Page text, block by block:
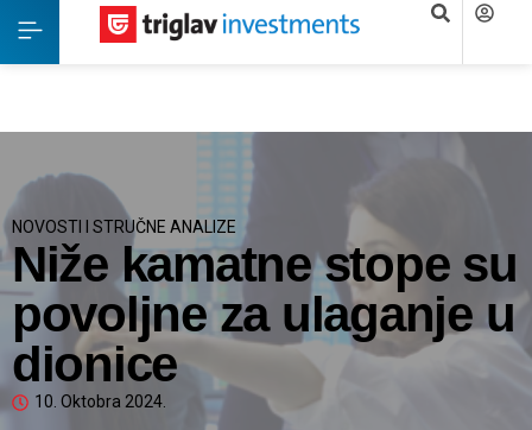
NOVOSTI I STRUČNE ANALIZE
Niže kamatne stope su
povoljne za ulaganje u
dionice
10. Oktobra 2024.